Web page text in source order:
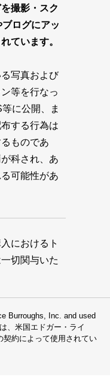
撮影・スク
ログにアッ
ています。
写真および
等を行なっ
に公開、ま
する行為は
ものであ
科され、あ
可能性があ
におけるト
切関与いた
Burroughs, Inc. and used
、米国エドガー・ライ
契約によって使用されてい